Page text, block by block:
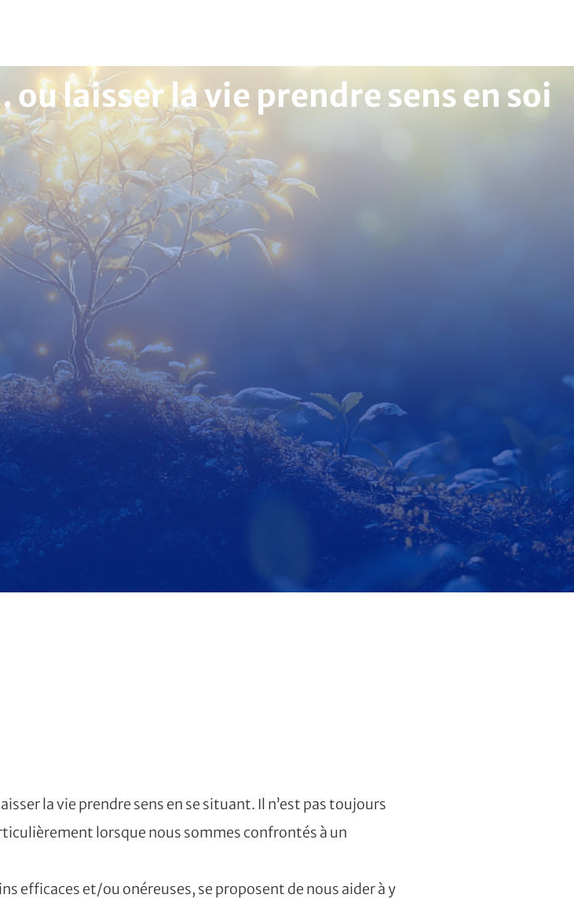
ou laisser la vie prendre sens en soi
la vie prendre sens en se situant. Il n’est pas toujours
lorsque nous sommes confrontés à un
efficaces et/ou onéreuses, se proposent de nous aider à y